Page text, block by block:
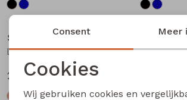
Sale
So Soire
Lianna Z10669 dames piraat Zand
20,00 39,99
So Soire
Noodzakelijke cookies
Consent Meer
Cookies
Wij gebruiken cookies en